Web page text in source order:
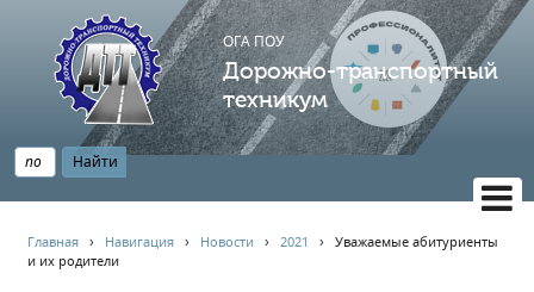
ОГА ПОУ
Дорожно-транспортный
техникум
НАВИГАЦИЯ
Главная › Навигация › Новости ›2021 ›️Уважаемые абитуриенты
и их родители️